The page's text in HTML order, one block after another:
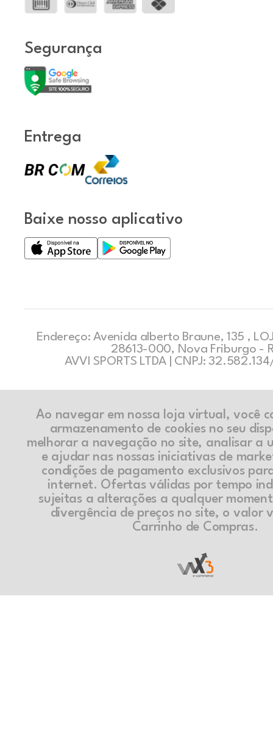
Segurança
Entrega
Baixe nosso aplicativo
Endereço: Avenida alberto Braune, 135 ,
28613-000, Nova Friburgo -
AVVI SPORTS LTDA | CNPJ:
Ao navegar em nossa loja virtual, você
armazenamento de cookies no seu
melhorar a navegação no site, analisar a
e ajudar nas nossas iniciativas de
condições de pagamento exclusivos
internet. Ofertas válidas por tempo
sujeitas a alterações a qualquer
divergência de preços no site, o valor
Carrinho de Compras.